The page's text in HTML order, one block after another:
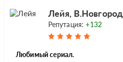
Лейя, В.Новгород
Репутация:+132
Любимый сериал.